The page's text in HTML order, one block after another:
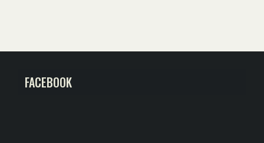
FACEBOOK